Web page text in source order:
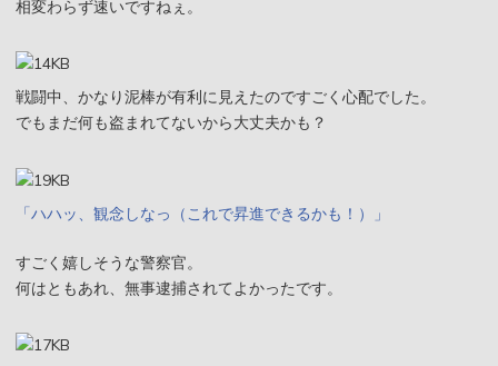
相変わらず速いですねぇ。
戦闘中、かなり泥棒が有利に見えたのですごく心配でした。
でもまだ何も盗まれてないから大丈夫かも？
「ハハッ、観念しなっ（これで昇進できるかも！）」
すごく嬉しそうな警察官。
何はともあれ、無事逮捕されてよかったです。